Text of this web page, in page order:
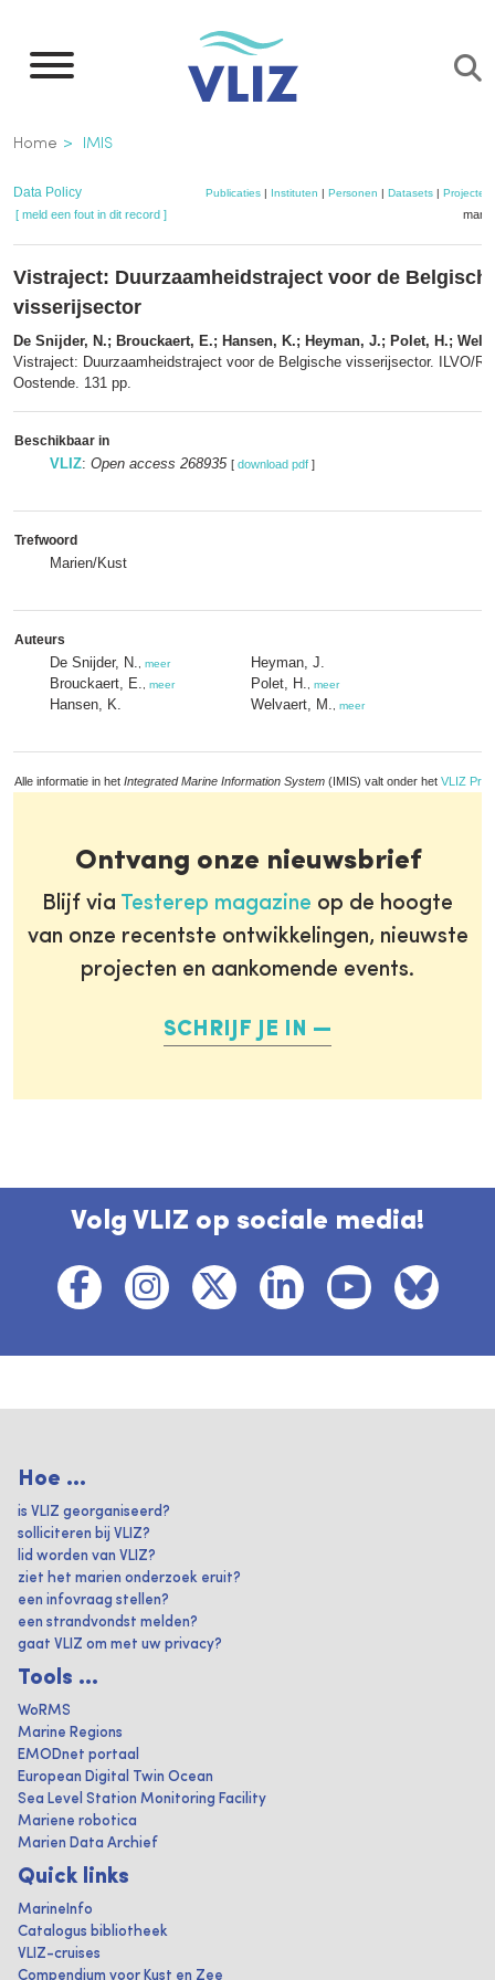
naar
inhoud
gaan
Kruimelpad
Home IMIS
Data Policy Publicaties| Instituten | Personen | Datasets| Projecten
[ meld een fout in dit record ]
Vistraject: Duurzaamheidstraject voor de
visserijsector
De Snijder, N.; Brouckaert, E.; Hansen, K.; Heyman, J.; Polet, H.;
Vistraject: Duurzaamheidstraject voor de Belgische visserijsector. ILVO/
Oostende. 131 pp.
Beschikbaar in
VLIZ: Open access 268935 [ download pdf ]
Trefwoord
Marien/Kust
Auteurs
De Snijder, N. meer
Brouckaert, E. meer
Hansen, K.
Heyman, J.
Polet, H.
meer
Welvaert, M. meer
Alle informatie in het Integrated Marine Information System (IMIS) valt onder het VLIZ
Ontvang onze nieuwsbrief
Blijf via Testerep magazine op de hoogte
van onze recentste ontwikkelingen, nieuwste
projecten en aankomende events.
SCHRIJF JE IN
Volg VLIZ op sociale media!
Hoe ...
is VLIZ georganiseerd?
solliciteren bij VLIZ?
lid worden van VLIZ?
ziet het marien onderzoek eruit?
een infovraag stellen?
een strandvondst melden?
gaat VLIZ om met uw privacy?
Tools ...
WoRMS
Marine Regions
EMODnet portaal
European Digital Twin Ocean
Sea Level Station Monitoring Facility
Mariene robotica
Marien Data Archief
Quick links
MarineInfo
Catalogus bibliotheek
VLIZ-cruises
Compendium voor Kust en Zee